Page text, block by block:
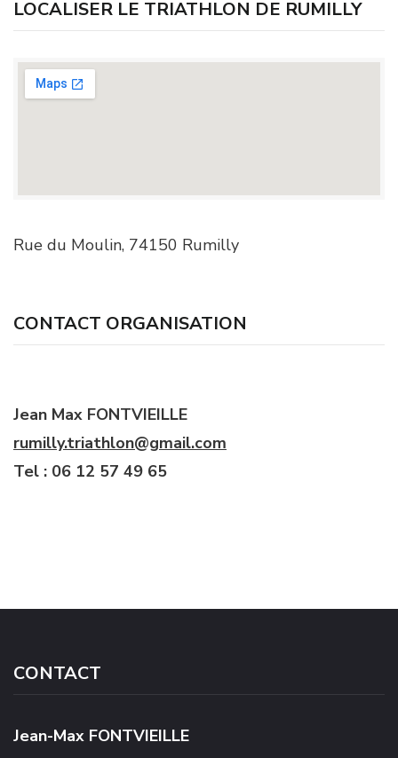
LOCALISER LE TRIATHLON DE RUMILLY
Rue du Moulin, 74150 Rumilly
CONTACT ORGANISATION
Jean Max FONTVIEILLE
rumilly.triathlon@gmail.com
Tel : 06 12 57 49 65
CONTACT
Jean-Max FONTVIEILLE